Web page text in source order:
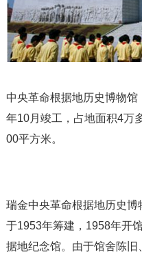
中央革命根据地历史博物
年10月竣工，占地面积4万
00平方米。
瑞金中央革命根据地历史博
于1953年筹建，1958年开
据地纪念馆。由于馆舍陈